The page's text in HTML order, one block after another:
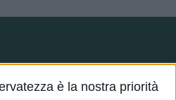
è la nostra priorità